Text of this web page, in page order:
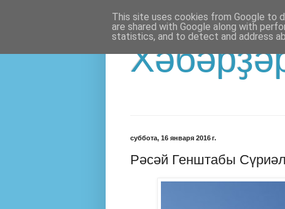
суббота, 16 января 2016 г.
Рәсәй Генштабы
This site uses cookies from Google to
are shared with Google along with
statistics, and to detect and address